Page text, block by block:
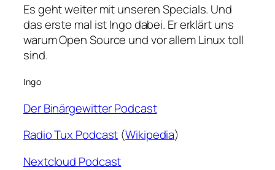
Es geht weiter mit unseren Specials. Und
das erste mal ist Ingo dabei. Er erklärt uns
warum Open Source und vor allem Linux toll
sind.
Ingo
Der Binärgewitter Podcast
Radio Tux Podcast (Wikipedia)
Nextcloud Podcast